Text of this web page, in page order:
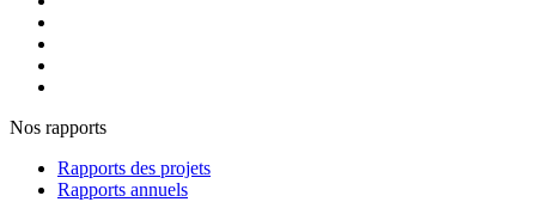
Nos rapports
Rapports des projets
Rapports annuels